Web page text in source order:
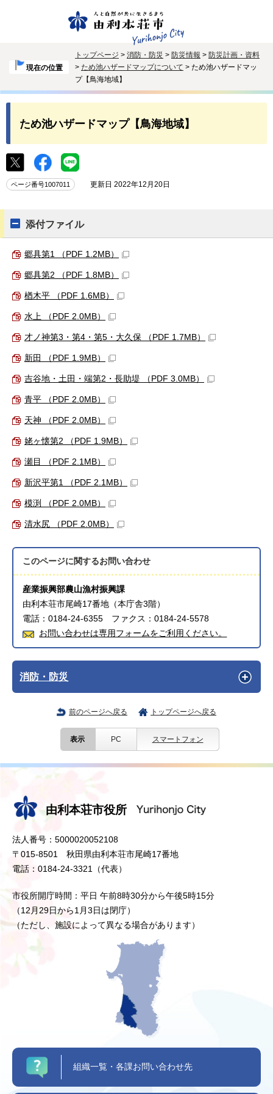
現在の位置
トップページ > 消防・防災 > 防災情報 > 防災計画・資料
> ため池ハザードマップについて > ため池ハザードマッ
プ【鳥海地域】
ため池ハザードマップ【鳥海地域】
ページ番号1007011 更新日 2022年12月20日
添付ファイル
郷具第1 （PDF 1.2MB）
郷具第2 （PDF 1.8MB）
楢木平 （PDF 1.6MB）
水上 （PDF 2.0MB）
才ノ神第3・第4・第5・大久保 （PDF 1.7MB）
新田 （PDF 1.9MB）
吉谷地・土田・端第2・長助堤 （PDF 3.0MB）
青平 （PDF 2.0MB）
天神 （PDF 2.0MB）
姥ヶ懐第2 （PDF 1.9MB）
瀬目 （PDF 2.1MB）
新沢平第1 （PDF 2.1MB）
模渕 （PDF 2.0MB）
清水尻 （PDF 2.0MB）
このページに関するお問い合わせ
産業振興部農山漁村振興課
由利本荘市尾崎17番地（本庁舎3階）
電話：0184-24-6355 ファクス：0184-24-5578
お問い合わせは専用フォームをご利用ください。
消防・防災
前のページへ戻る トップページへ戻る
表示 PC スマートフォン
由利本荘市役所
法人番号：5000020052108
〒015-8501 秋田県由利本荘市尾崎17番地
電話：0184-24-3321（代表）
市役所開庁時間：平日 午前8時30分から午後5時15分
（12月29日から1月3日は閉庁）
（ただし、施設によって異なる場合があります）
組織一覧・各課お問い合わせ先